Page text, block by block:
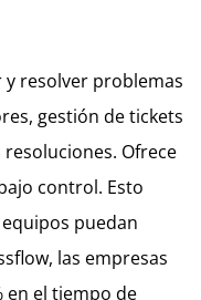
y resolver problemas
gestión de tickets
Ofrece
control. Esto
puedan
las empresas
en el tiempo de